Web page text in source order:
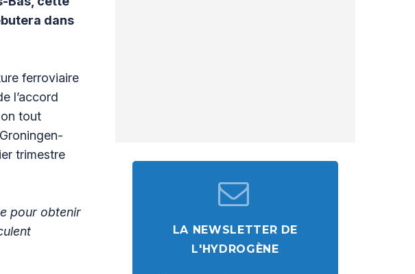
dans
ferroviaire
l’accord
tout
trimestre
pour obtenir
LA NEWSLETTER DE
L'HYDROGÈNE